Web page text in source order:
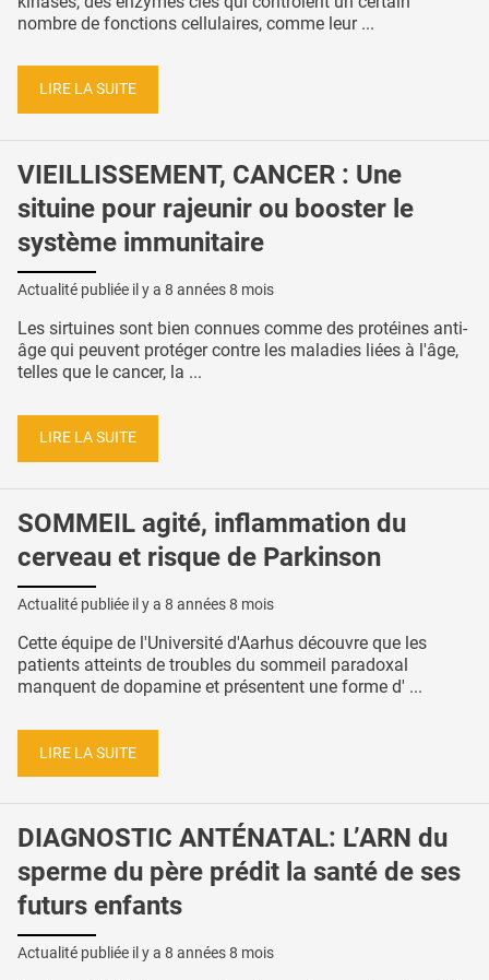
nombre de fonctions cellulaires, comme leur ...
LIRE LA SUITE
VIEILLISSEMENT, CANCER : Une
situine pour rajeunir ou booster le
système immunitaire
Actualité publiée il y a 8 années 8 mois
Les sirtuines sont bien connues comme des protéines anti-
âge qui peuvent protéger contre les maladies liées à l'âge,
telles que le cancer, la ...
LIRE LA SUITE
SOMMEIL agité, inflammation du
cerveau et risque de Parkinson
Actualité publiée il y a 8 années 8 mois
Cette équipe de l'Université d'Aarhus découvre que les
patients atteints de troubles du sommeil paradoxal
manquent de dopamine et présentent une forme d' ...
LIRE LA SUITE
DIAGNOSTIC ANTÉNATAL: L’ARN du
sperme du père prédit la santé de ses
futurs enfants
Actualité publiée il y a 8 années 8 mois